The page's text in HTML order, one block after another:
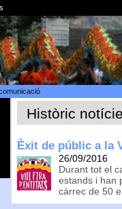
Històric
Èxit de públic a la
26/09/2016
Durant tot el
estands i han
càrrec de 50